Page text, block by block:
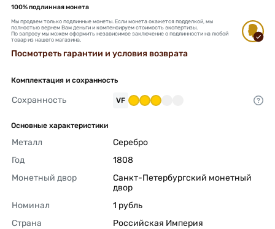
100% подлинная монета
Мы продаем только подлинные монеты. Если монета окажется подделкой, мы
полностью вернем Вам деньги и компенсируем стоимость экспертизы.
По запросу мы можем оформить независимое заключение о подлинности на любой
товар из нашего магазина.
Посмотреть гарантии и условия возврата
Комплектация и сохранность
Сохранность VF
Основные характеристики
Металл
Серебро
Год
1808
Монетный двор
Санкт-Петербургский монетный
двор
Номинал
1 рубль
Страна
Российская Империя